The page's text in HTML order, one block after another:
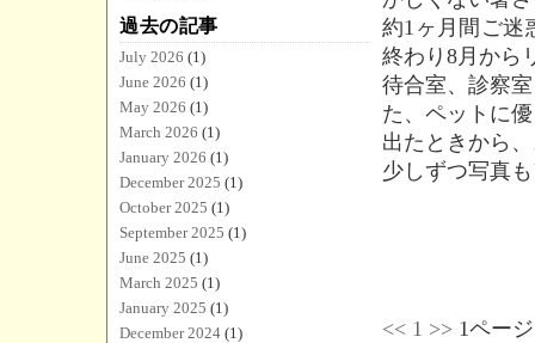
過去の記事
July 2026 (1)
June 2026 (1)
May 2026 (1)
March 2026 (1)
January 2026 (1)
December 2025 (1)
October 2025 (1)
September 2025 (1)
June 2025 (1)
March 2025 (1)
January 2025 (1)
December 2024 (1)
約1ヶ月間ご迷
終わり8月から
待合室、診察
た、ペットに
出たときから
少しずつ写真
<< 1 >> 1ペー